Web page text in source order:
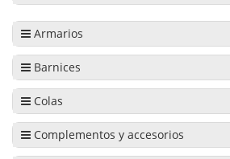
Armarios
Barnices
Colas
Complementos y accesorios